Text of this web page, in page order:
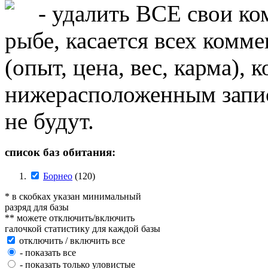
- удалить ВСЕ свои
рыбе, касается всех
(опыт, цена, вес, карма),
нижерасположенным
не будут.
список баз обитания:
Борнео (120)
* в скобках указан минимальный
разряд для базы
** можете отключить/включить
галочкой статистику для каждой базы
отключить / включить все
- показать все
- показать только уловистые